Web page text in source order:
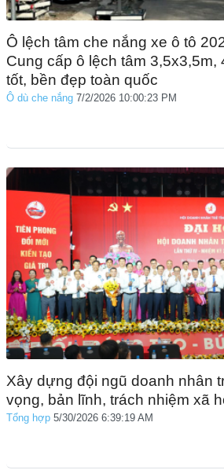
Ô lệch tâm che nắng xe ô tô
Cung cấp ô lệch tâm 3,5x3,5m,
tốt, bền đẹp toàn quốc
Ô dù che nắng 7/2/2026 10:00:23 PM
Xây dựng đội ngũ doanh nhân
vọng, bản lĩnh, trách nhiệm xã
Tổng hợp 5/30/2026 6:39:19 AM